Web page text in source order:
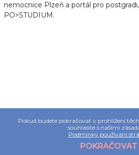
nemocnice Plzeň a portál pro
PO>STUDIUM.
Pokud budete pokračovat v prohlížení
souhlasíte s našimi
Podmínky používání
POKRAČOVAT